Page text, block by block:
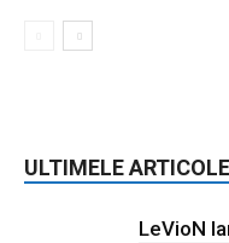
ULTIMELE ARTICOLE
LeVioN